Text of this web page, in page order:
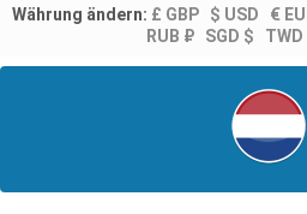
Währung ändern: £ GBP $ USD €
RUB ₽
SGD $ TWD